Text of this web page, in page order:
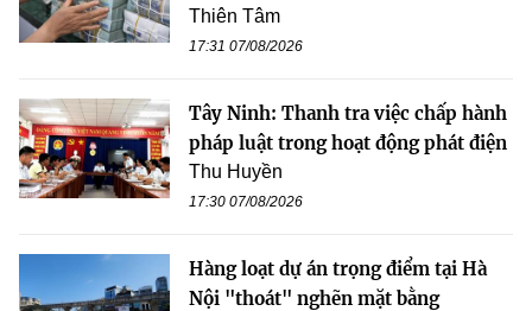
Thiên Tâm
17:31 07/08/2026
Tây Ninh: Thanh tra việc chấp hành
pháp luật trong hoạt động phát điện
Thu Huyền
17:30 07/08/2026
Hàng loạt dự án trọng điểm tại Hà
Nội "thoát" nghẽn mặt bằng